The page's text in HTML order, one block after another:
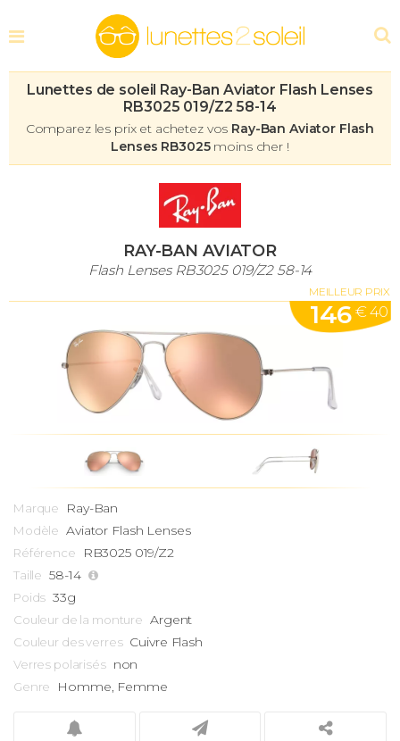
Lunettes de soleil Ray-Ban Aviator Flash Lenses
RB3025 019/Z2 58-14
Comparez les prix et achetez vos Ray-Ban Aviator Flash
Lenses RB3025moins cher !
RAY-BAN AVIATOR
Flash Lenses RB3025 019/Z2 58-14
MEILLEUR PRIX
146 € 40
Marque Ray-Ban
Modèle Aviator Flash Lenses
Référence RB3025 019/Z2
Taille 58-14
Poids 33g
Couleur de la monture Argent
Couleur des verres Cuivre Flash
Verres polarisés non
Genre Homme, Femme